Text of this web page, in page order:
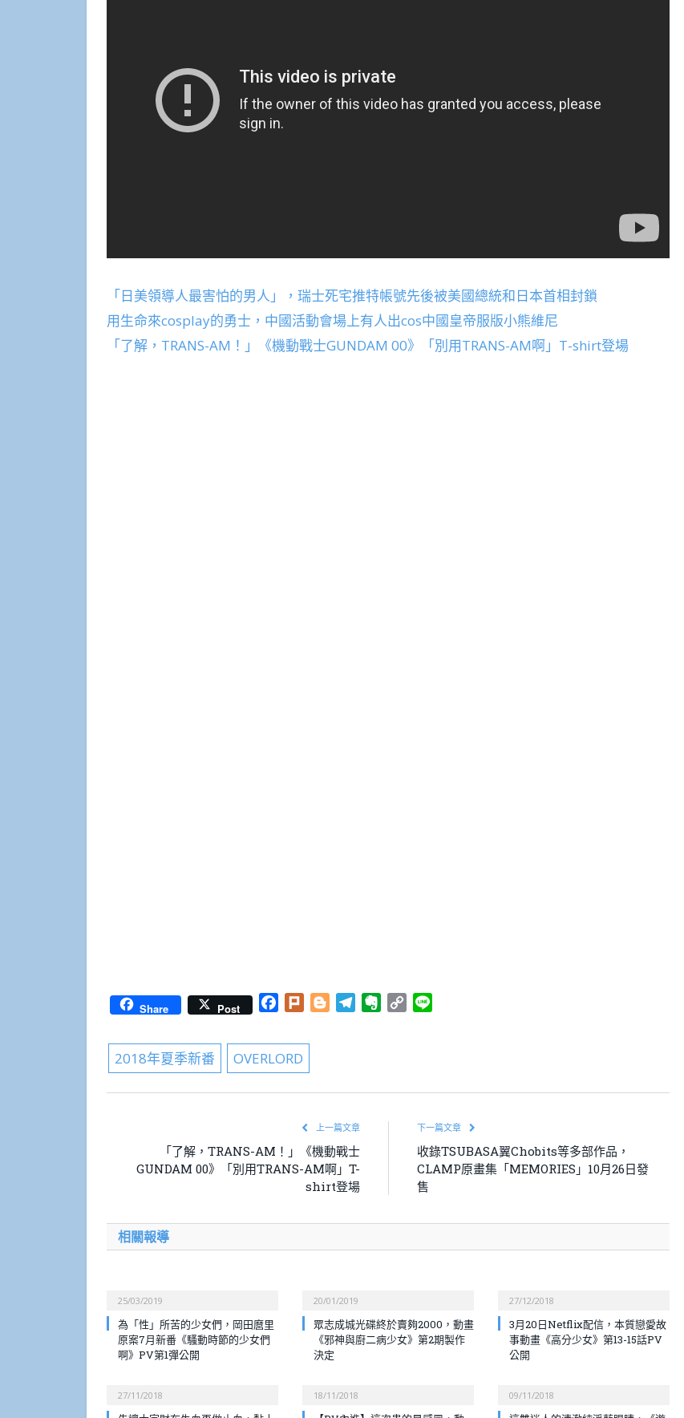
「日美領導人最害怕的男人」，瑞士死宅推特帳號先後被美國總統和日本首相封鎖
用生命來cosplay的勇士，中國活動會場上有人出cos中國皇帝服版小熊維尼
「了解，TRANS-AM！」《機動戰士GUNDAM 00》「別用TRANS-AM啊」T-shirt登場
Share Post Facebook
Plurk BloggerTelegramEvernote
Copy
2018年夏季新番 OVERLORD
上一篇文章
「了解，TRANS-AM！」《機動戰士
GUNDAM 00》「別用TRANS-AM啊」T-
shirt登場
下一篇文章
收錄TSUBASA翼Chobits等多部作品，
CLAMP原畫集「MEMORIES」10月26日發
售
相關報導
25/03/2019
為「性」所苦的少女們，岡田麿里
原案7月新番《騷動時節的少女們
啊》PV第1彈公開
20/01/2019
眾志成城光碟終於賣夠2000，動畫
《邪神與廚二病少女》第2期製作
決定
27/12/2018
3月20日Netflix配信，本質戀愛故
事動畫《高分少女》第13-15話PV
公開
27/11/2018 18/11/2018 09/11/2018